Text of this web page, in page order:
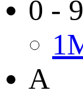
0 - 9
A